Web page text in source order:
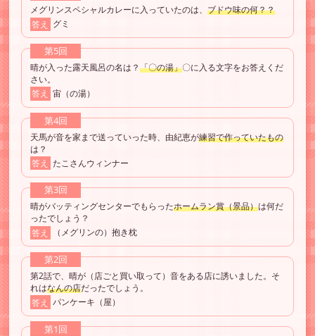
メグリンスペシャルカレーに入っていたのは、 ブドウ味の何？？
答え
グミ
第5回
晴が入った露天風呂の名は？「〇の湯」〇に入る文字をお答えくだ
さい。
答え
宙（の湯）
第4回
天馬が音を家まで送っていった時、由紀恵が練習で作っていたもの
は？
答え
たこさんウィンナー
第3回
晴がバッティングセンターでもらったホームラン賞（景品）は何だ
ったでしょう？
答え
（メグリンの）抱き枕
第2回
第2話で、晴が（店ごと買い取って）音をある店に誘いました。そ
れはなんの店だったでしょう。
答え
パンケーキ（屋）
第1回